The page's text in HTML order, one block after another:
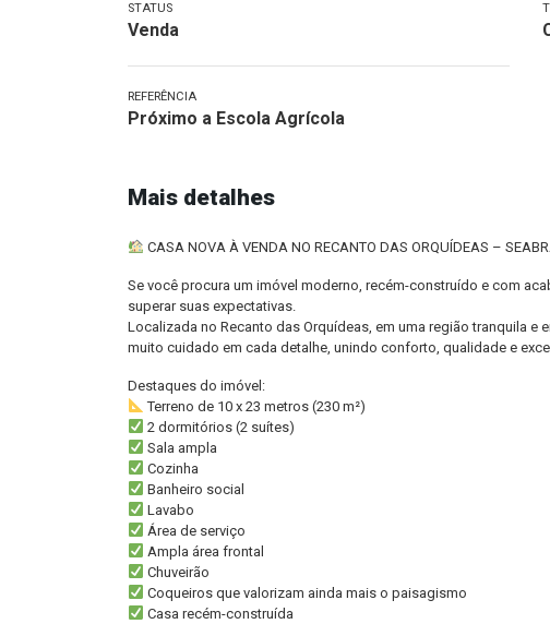
STATUS
Venda
REFERÊNCIA
Próximo a Escola Agrícola
Mais detalhes
CASA NOVA À VENDA NO RECANTO DAS ORQUÍDEAS –
Se você procura um imóvel moderno, recém-construído e com
superar suas expectativas.
Localizada no Recanto das Orquídeas, em uma região tranquila
muito cuidado em cada detalhe, unindo conforto, qualidade e
Destaques do imóvel:
Terreno de 10 x 23 metros (230 m²)
2 dormitórios (2 suítes)
Sala ampla
Cozinha
Banheiro social
Lavabo
Área de serviço
Ampla área frontal
Chuveirão
Coqueiros que valorizam ainda mais o paisagismo
Casa recém-construída